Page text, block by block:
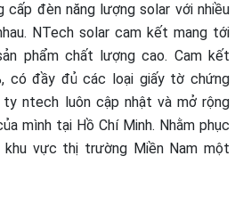
cấp đèn năng lượng solar với nhiều
NTech solar cam kết mang tới
phẩm chất lượng cao. Cam kết
có đầy đủ các loại giấy tờ chứng
ty ntech luôn cập nhật và mở rộng
mình tại Hồ Chí Minh. Nhằm phục
khu vực thị trường Miền Nam một